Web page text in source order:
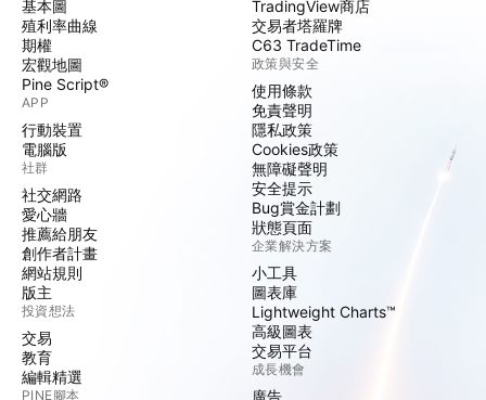
基本圖
殖利率曲線
期權
宏觀地圖
Pine Script®
APP
行動裝置
電腦版
社群
社交網路
愛心牆
推薦給朋友
創作者計畫
網站規則
版主
投資想法
交易
教育
編輯精選
PINE腳本
TradingView商店
交易者塔羅牌
C63 TradeTime
政策與安全
使用條款
免責聲明
隱私政策
Cookies政策
無障礙聲明
安全提示
Bug賞金計劃
狀態頁面
企業解決方案
小工具
圖表庫
Lightweight Charts™
高級圖表
交易平台
成長機會
廣告